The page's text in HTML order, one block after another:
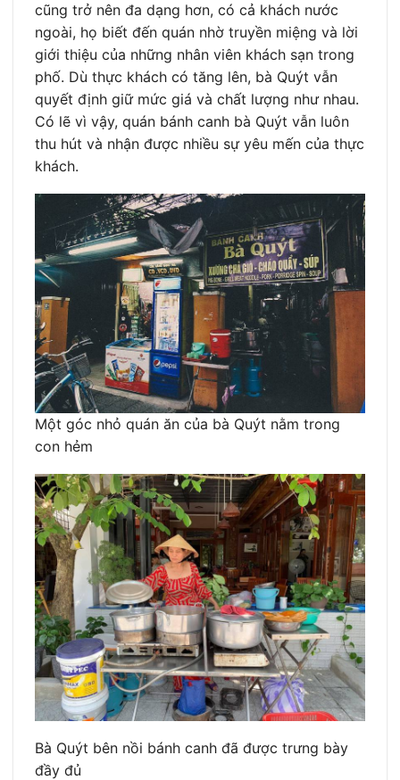
cũng trở nên đa dạng hơn, có cả khách nước
ngoài, họ biết đến quán nhờ truyền miệng và lời
giới thiệu của những nhân viên khách sạn trong
phố. Dù thực khách có tăng lên, bà Quýt vẫn
quyết định giữ mức giá và chất lượng như nhau.
Có lẽ vì vậy, quán bánh canh bà Quýt vẫn luôn
thu hút và nhận được nhiều sự yêu mến của thực
khách.
Một góc nhỏ quán ăn của bà Quýt nằm trong
con hẻm
Bà Quýt bên nồi bánh canh đã được trưng bày
đầy đủ